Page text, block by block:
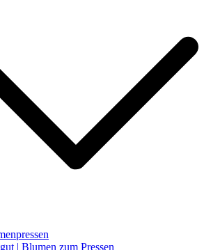
| Blumen zum Pressen